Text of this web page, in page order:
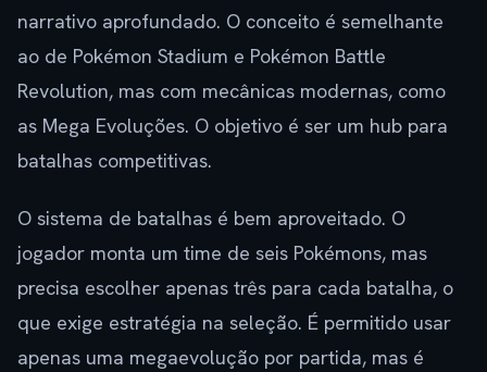
narrativo aprofundado. O conceito é semelhante
ao de Pokémon Stadium e Pokémon Battle
Revolution, mas com mecânicas modernas, como
as Mega Evoluções. O objetivo é ser um hub para
batalhas competitivas.
O sistema de batalhas é bem aproveitado. O
jogador monta um time de seis Pokémons, mas
precisa escolher apenas três para cada batalha, o
que exige estratégia na seleção. É permitido usar
apenas uma megaevolução por partida, mas é